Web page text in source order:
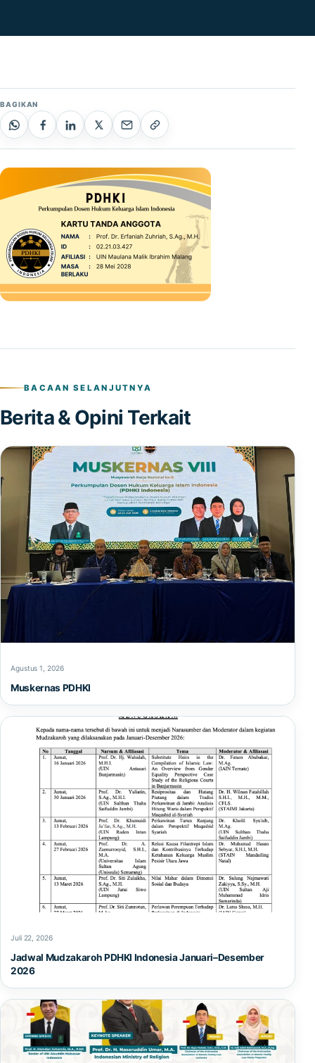
BAGIKAN
BACAAN SELANJUTNYA
Berita & Opini Terkait
Agustus 1, 2026
Muskernas PDHKI
Juli 22, 2026
Jadwal Mudzakaroh PDHKI Indonesia Januari–Desember
2026